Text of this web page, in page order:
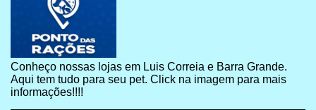
Conheço nossas lojas em Luis Correia e Barra Grande.
Aqui tem tudo para seu pet. Click na imagem para mais
informações!!!!